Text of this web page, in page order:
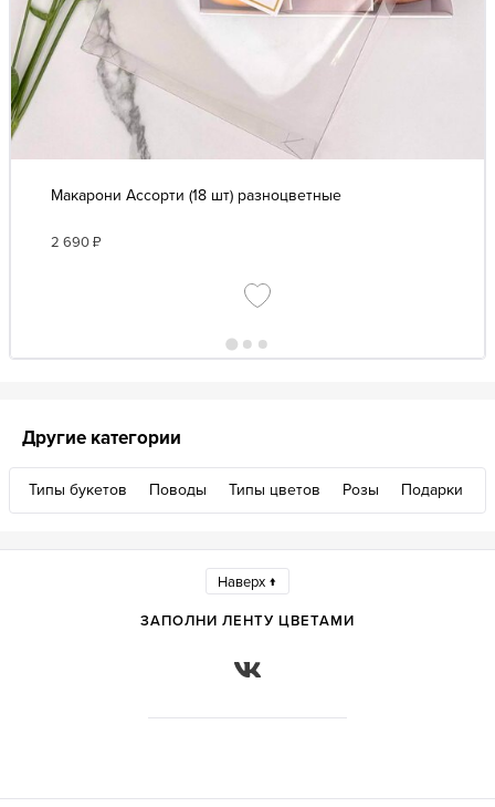
Макарони Ассорти (18 шт) разноцветные
2 690₽
Другие категории
Типы букетов Поводы Типы цветов Розы Подарки
ЗАПОЛНИ ЛЕНТУ ЦВЕТАМИ
Наверх ↑